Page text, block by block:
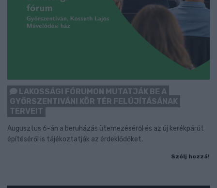
LAKOSSÁGI FÓRUMON MUTATJÁK BE A
GYŐRSZENTIVÁNI KÖR TÉR FELÚJÍTÁSÁNAK
TERVEIT
Augusztus 6-án a beruházás ütemezéséről és az új kerékpárút
építéséről is tájékoztatják az érdeklődőket.
Szólj hozzá!